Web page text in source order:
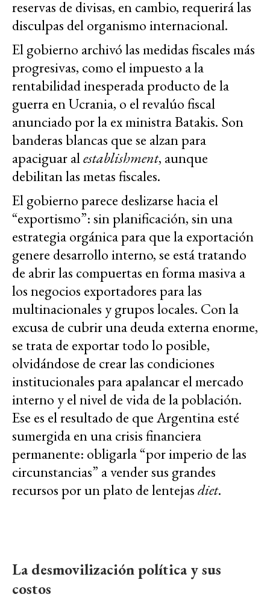
reservas de divisas, en cambio, requerirá las
disculpas del organismo internacional.
El gobierno archivó las medidas fiscales más
progresivas, como el impuesto a la
rentabilidad inesperada producto de la
guerra en Ucrania, o el revalúo fiscal
anunciado por la ex ministra Batakis. Son
banderas blancas que se alzan para
apaciguar alestablishment, aunque
debilitan las metas fiscales.
El gobierno parece deslizarse hacia el
“exportismo”: sin planificación, sin una
estrategia orgánica para que la exportación
genere desarrollo interno, se está tratando
de abrir las compuertas en forma masiva a
los negocios exportadores para las
multinacionales y grupos locales. Con la
excusa de cubrir una deuda externa enorme,
se trata de exportar todo lo posible,
olvidándose de crear las condiciones
institucionales para apalancar el mercado
interno y el nivel de vida de la población.
Ese es el resultado de que Argentina esté
sumergida en una crisis financiera
permanente: obligarla “por imperio de las
circunstancias” a vender sus grandes
recursos por un plato de lentejasdiet.
La desmovilización política y sus
costos